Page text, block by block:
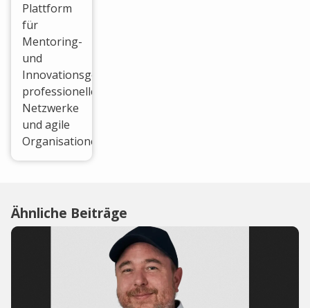
Plattform
für
Mentoring-
und
Innovationsgemeinschaften,
professionelle
Netzwerke
und agile
Organisationen.
Ähnliche Beiträge